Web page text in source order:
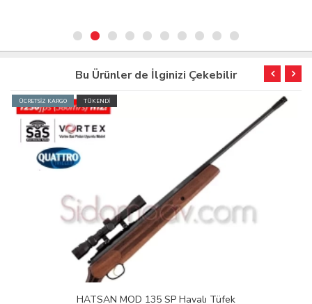
Bu Ürünler de İlginizi Çekebilir
ÜCRETSİZ KARGO TÜKENDİ
HATSAN MOD 135 SP Havalı Tüfek